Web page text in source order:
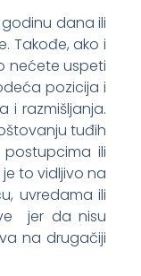
dana ili
Takođe, ako i
nećete uspeti
pozicija i
razmišljanja.
tuđih
ili
to vidljivo na
uvredama ili
jer da nisu
na drugačiji